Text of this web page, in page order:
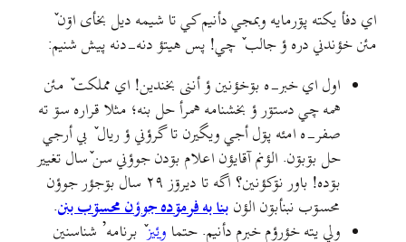
اي دفأ یکته پۊرمايه وبمجي دأنیم کي تا شيمه ديل بخأی اۊن ٚ
مئن خؤندني دره ؤ جالب ٚ چي! پس هيتؤ دنه-دنه پيش شنيم:
اول اي خبر-ه بۊخؤنین ؤ أننی بخندین! اي مملکت ٚ مئن
همه چي دستۊر ؤ بخشنامه همرأ حل بنه؛ مثلا قراره سۊ ته
صفر-ه امئه پۊل أجي ويگيرن تا گرؤني ؤ ریال ٚ بي أرجي
حل بۊبۊن. الؤنم آقایؤن اعلام بۊدن جوؤني سن ٚسال تغيير
بۊده! باور نۊکؤنين؟ اگه تا ديرۊز ۲۹ سال بۊجؤر جوؤن
محسۊب نبنأبۊن الؤن بنا به فرمۊده جوؤن محسۊب بنن.
ولي يته خؤرؤم خبرم دأنيم. حتما وئیزٚ برنامه’ شناسنين